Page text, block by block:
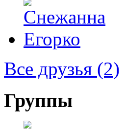
Все друзья (2)
Группы